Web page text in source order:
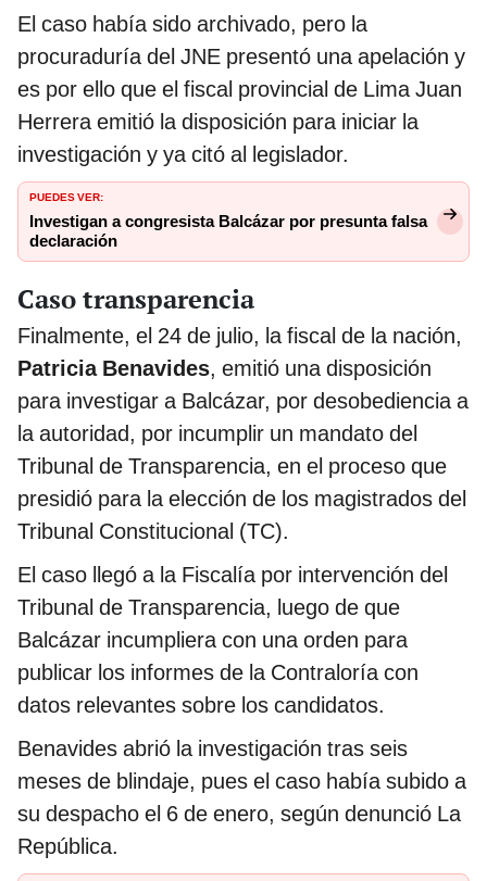
El caso había sido archivado, pero la
procuraduría del JNE presentó una apelación y
es por ello que el fiscal provincial de Lima Juan
Herrera emitió la disposición para iniciar la
investigación y ya citó al legislador.
PUEDES VER:
Investigan a congresista Balcázar por presunta falsa
declaración
Caso transparencia
Finalmente, el 24 de julio, la fiscal de la nación,
Patricia Benavides, emitió una disposición
para investigar a Balcázar, por desobediencia a
la autoridad, por incumplir un mandato del
Tribunal de Transparencia, en el proceso que
presidió para la elección de los magistrados del
Tribunal Constitucional (TC).
El caso llegó a la Fiscalía por intervención del
Tribunal de Transparencia, luego de que
Balcázar incumpliera con una orden para
publicar los informes de la Contraloría con
datos relevantes sobre los candidatos.
Benavides abrió la investigación tras seis
meses de blindaje, pues el caso había subido a
su despacho el 6 de enero, según denunció La
República.